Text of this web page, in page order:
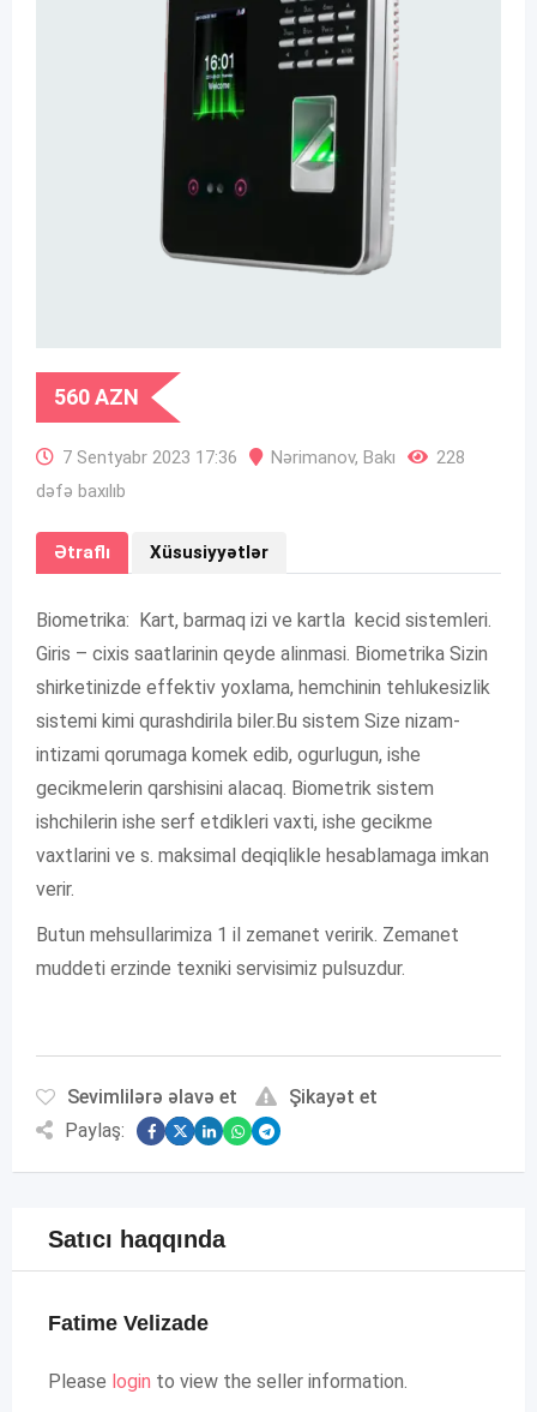
560AZN
7 Sentyabr 2023 17:36 Nərimanov, Bakı
228
dəfə baxılıb
Ətraflı Xüsusiyyətlər
Biometrika: Kart, barmaq izi ve kartla kecid sistemleri.
Giris – cixis saatlarinin qeyde alinmasi. Biometrika Sizin
shirketinizde effektiv yoxlama, hemchinin tehlukesizlik
sistemi kimi qurashdirila biler.Bu sistem Size nizam-
intizami qorumaga komek edib, ogurlugun, ishe
gecikmelerin qarshisini alacaq. Biometrik sistem
ishchilerin ishe serf etdikleri vaxti, ishe gecikme
vaxtlarini ve s. maksimal deqiqlikle hesablamaga imkan
verir.
Butun mehsullarimiza 1 il zemanet veririk. Zemanet
muddeti erzinde texniki servisimiz pulsuzdur.
Sevimlilərə əlavə et
Şikayət et
Paylaş:
Satıcı haqqında
Fatime Velizade
Please login to view the seller information.